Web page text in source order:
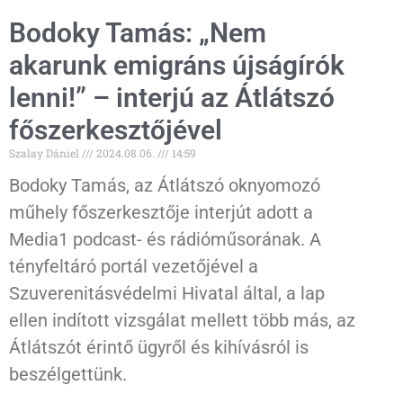
Bodoky Tamás: „Nem
akarunk emigráns újságírók
lenni!” – interjú az Átlátszó
főszerkesztőjével
Szalay Dániel 2024.08.06. 14:59
Bodoky Tamás, az Átlátszó oknyomozó
műhely főszerkesztője interjút adott a
Media1 podcast- és rádióműsorának. A
tényfeltáró portál vezetőjével a
Szuverenitásvédelmi Hivatal által, a lap
ellen indított vizsgálat mellett több más, az
Átlátszót érintő ügyről és kihívásról is
beszélgettünk.